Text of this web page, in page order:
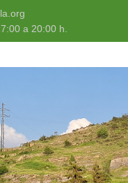
a 20:00 h.